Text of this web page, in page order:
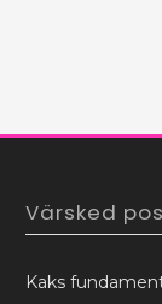
Värsked
Kaks